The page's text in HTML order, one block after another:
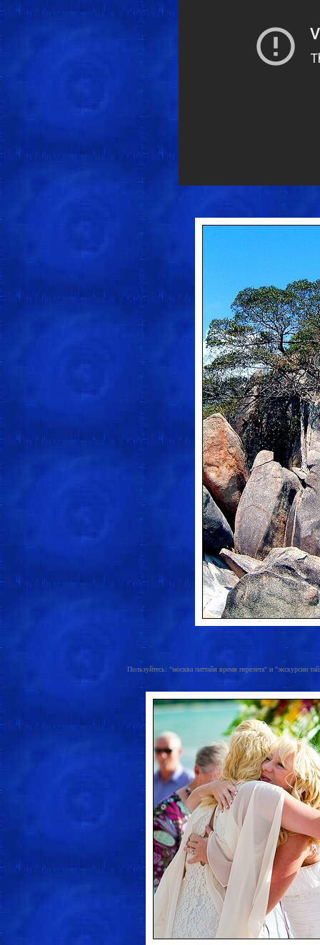
Пользуйтесь: "москва паттайя время перелета" и "экскурсии